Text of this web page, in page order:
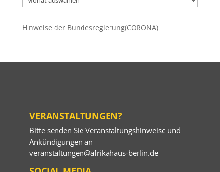
Beiträge
Hinweise der Bundesregierung(CORONA)
VERANSTALTUNGEN?
Bitte senden Sie Veranstaltungshinweise und
Ankündigungen an
veranstaltungen@afrikahaus-berlin.de